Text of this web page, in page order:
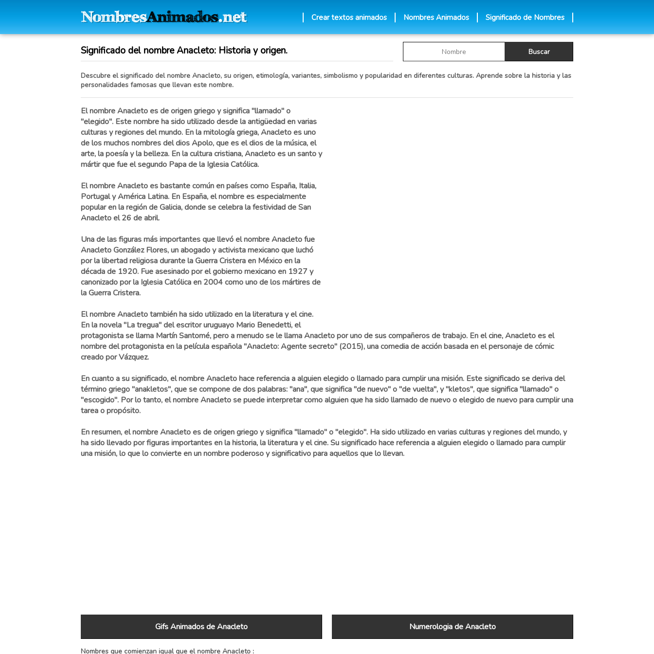
Crear textos animados Nombres Animados Significado de Nombres
Significado del nombre Anacleto: Historia y origen.
Descubre el significado del nombre Anacleto, su origen, etimología, variantes, simbolismo y popularidad en diferentes culturas. Aprende sobre la historia y las
personalidades famosas que llevan este nombre.
El nombre Anacleto es de origen griego y significa "llamado" o
"elegido". Este nombre ha sido utilizado desde la antigüedad en varias
culturas y regiones del mundo. En la mitología griega, Anacleto es uno
de los muchos nombres del dios Apolo, que es el dios de la música, el
arte, la poesía y la belleza. En la cultura cristiana, Anacleto es un santo y
mártir que fue el segundo Papa de la Iglesia Católica.
El nombre Anacleto es bastante común en países como España, Italia,
Portugal y América Latina. En España, el nombre es especialmente
popular en la región de Galicia, donde se celebra la festividad de San
Anacleto el 26 de abril.
Una de las figuras más importantes que llevó el nombre Anacleto fue
Anacleto González Flores, un abogado y activista mexicano que luchó
por la libertad religiosa durante la Guerra Cristera en México en la
década de 1920. Fue asesinado por el gobierno mexicano en 1927 y
canonizado por la Iglesia Católica en 2004 como uno de los mártires de
la Guerra Cristera.
El nombre Anacleto también ha sido utilizado en la literatura y el cine.
En la novela "La tregua" del escritor uruguayo Mario Benedetti, el
protagonista se llama Martín Santomé, pero a menudo se le llama Anacleto por uno de sus compañeros de trabajo. En el cine, Anacleto es el
nombre del protagonista en la película española "Anacleto: Agente secreto" (2015), una comedia de acción basada en el personaje de cómic
creado por Vázquez.
En cuanto a su significado, el nombre Anacleto hace referencia a alguien elegido o llamado para cumplir una misión. Este significado se deriva del
término griego "anakletos", que se compone de dos palabras: "ana", que significa "de nuevo" o "de vuelta", y "kletos", que significa "llamado" o
"escogido". Por lo tanto, el nombre Anacleto se puede interpretar como alguien que ha sido llamado de nuevo o elegido de nuevo para cumplir una
tarea o propósito.
En resumen, el nombre Anacleto es de origen griego y significa "llamado" o "elegido". Ha sido utilizado en varias culturas y regiones del mundo, y
ha sido llevado por figuras importantes en la historia, la literatura y el cine. Su significado hace referencia a alguien elegido o llamado para cumplir
una misión, lo que lo convierte en un nombre poderoso y significativo para aquellos que lo llevan.
Gifs Animados de Anacleto Numerologia de Anacleto
Nombres que comienzan igual que el nombre Anacleto :